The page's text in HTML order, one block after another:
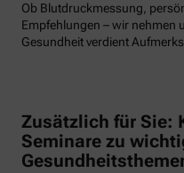
Ob Blutdruckmessung,
Empfehlungen – wir nehmen
Gesundheit verdient
Zusätzlich für Sie:
Seminare zu